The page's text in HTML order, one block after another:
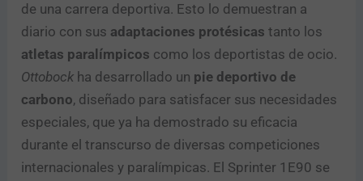
de una carrera deportiva. Esto lo demuestran a
diario con sus adaptaciones protésicastanto los
atletas paralímpicos como los deportistas de ocio.
Ottobock ha desarrollado un pie deportivo de
carbono, diseñado para satisfacer sus necesidades
especiales, que ya ha demostrado su eficacia
durante el transcurso de diversas competiciones
internacionales y paralímpicas. El Sprinter 1E90 se